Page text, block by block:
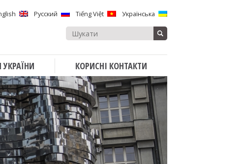
Русский Tiếng Việt Українська
УКРАЇНИ КОРИСНІ КОНТАКТИ